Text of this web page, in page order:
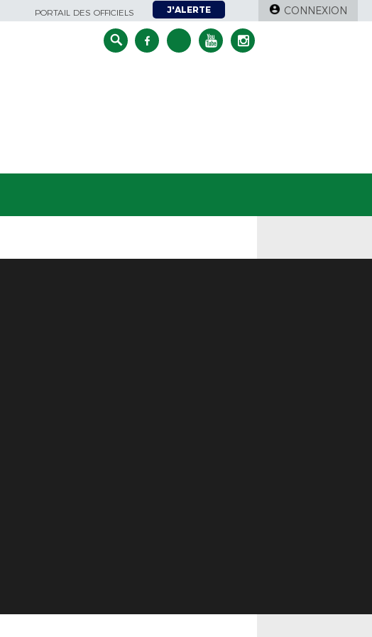
PORTAIL DES OFFICIELS J'ALERTE CONNEXION